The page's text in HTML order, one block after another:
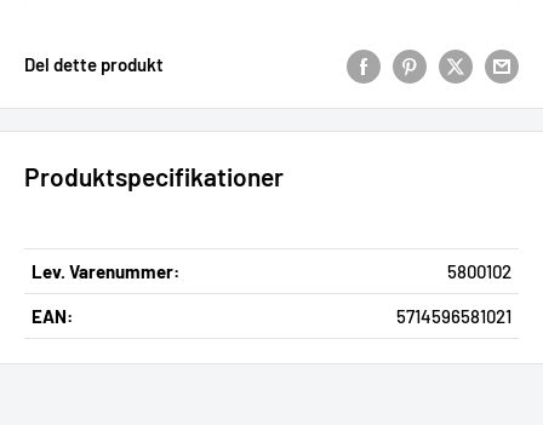
Del dette produkt
Produktspecifikationer
Lev. Varenummer: 5800102
EAN: 5714596581021